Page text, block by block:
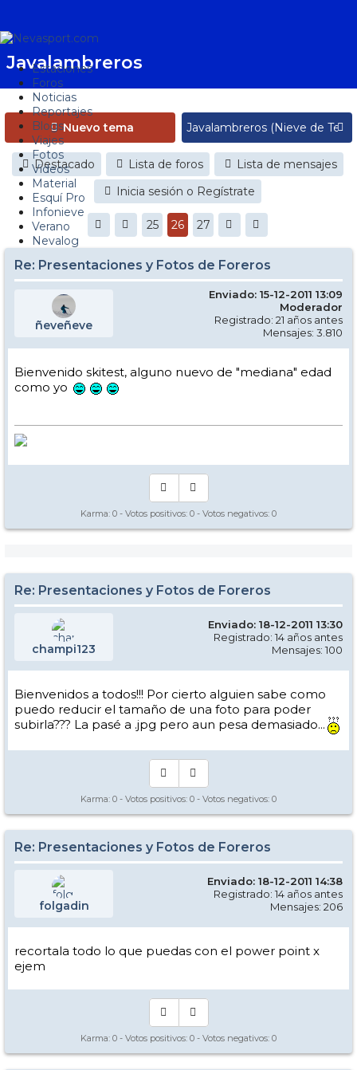
Estaciones
Foros
Noticias
Reportajes
Blogs
Viajes
Fotos
Videos
Material
Esquí Pro
Infonieve
Verano
Nevalog
Javalambreros
Nuevo tema
Destacado Lista de foros
Lista de mensajes
Inicia sesión o Regístrate
25 26 27
Re: Presentaciones y Fotos de Foreros
ñeveñeve
Enviado: 15-12-2011 13:09
Moderador
Registrado: 21 años antes
Mensajes: 3.810
Bienvenido skitest, alguno nuevo de "mediana" edad
como yo
Karma: 0 - Votos positivos: 0 - Votos negativos: 0
Re: Presentaciones y Fotos de Foreros
champi123
Enviado: 18-12-2011 13:30
Registrado: 14 años antes
Mensajes: 100
Bienvenidos a todos!!! Por cierto alguien sabe como
puedo reducir el tamaño de una foto para poder
subirla??? La pasé a .jpg pero aun pesa demasiado...
Karma: 0 - Votos positivos: 0 - Votos negativos: 0
Re: Presentaciones y Fotos de Foreros
folgadin
Enviado: 18-12-2011 14:38
Registrado: 14 años antes
Mensajes: 206
recortala todo lo que puedas con el power point x
ejem
Karma: 0 - Votos positivos: 0 - Votos negativos: 0